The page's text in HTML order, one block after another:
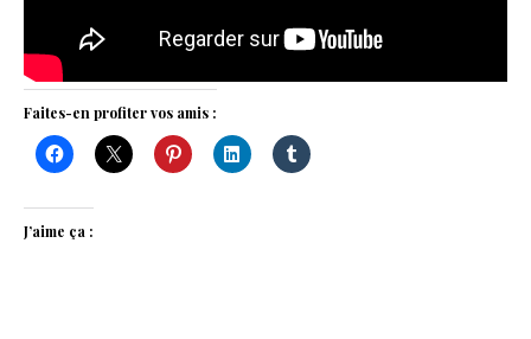
Faites-en profiter vos amis :
J’aime ça :